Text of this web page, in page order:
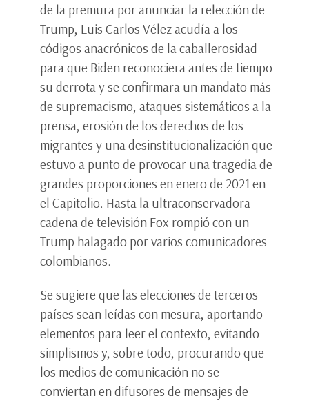
de la premura por anunciar la relección de
Trump, Luis Carlos Vélez acudía a los
códigos anacrónicos de la caballerosidad
para que Biden reconociera antes de tiempo
su derrota y se confirmara un mandato más
de supremacismo, ataques sistemáticos a la
prensa, erosión de los derechos de los
migrantes y una desinstitucionalización que
estuvo a punto de provocar una tragedia de
grandes proporciones en enero de 2021 en
el Capitolio. Hasta la ultraconservadora
cadena de televisión Fox rompió con un
Trump halagado por varios comunicadores
colombianos.
Se sugiere que las elecciones de terceros
países sean leídas con mesura, aportando
elementos para leer el contexto, evitando
simplismos y, sobre todo, procurando que
los medios de comunicación no se
conviertan en difusores de mensajes de